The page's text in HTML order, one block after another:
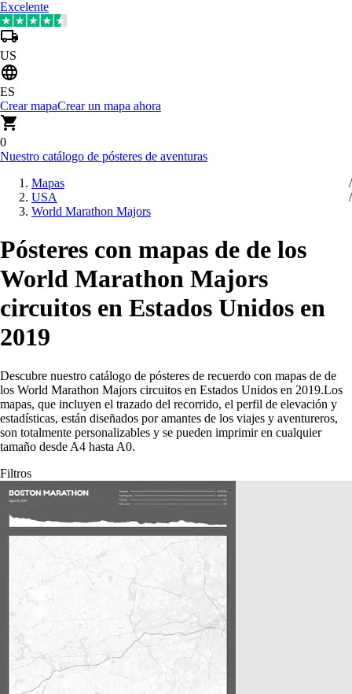
Excelente
US
ES
Crear mapaCrear un mapa ahora
0
Nuestro catálogo de pósteres de aventuras
Mapas
USA
World Marathon Majors
Pósteres con mapas de de los
World Marathon Majors
circuitos en Estados Unidos en
2019
Descubre nuestro catálogo de pósteres de recuerdo con mapas de de
los World Marathon Majors circuitos en Estados Unidos en 2019.Los
mapas, que incluyen el trazado del recorrido, el perfil de elevación y
estadísticas, están diseñados por amantes de los viajes y aventureros,
son totalmente personalizables y se pueden imprimir en cualquier
tamaño desde A4 hasta A0.
Filtros